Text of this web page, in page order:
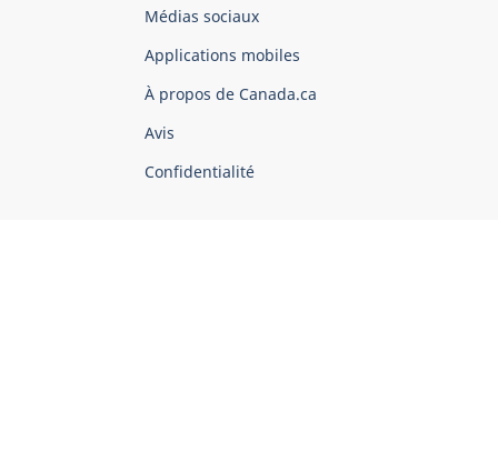
Organisation
gouvernement
du
Canada
Médias sociaux
Applications mobiles
À propos de Canada.ca
Avis
Confidentialité